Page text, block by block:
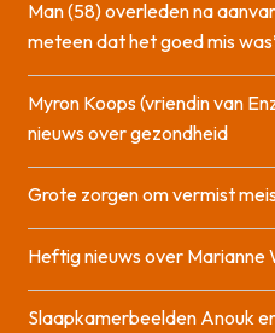
Man (58) overleden na
meteen dat het goed mis was’
Myron Koops (vriendin van
nieuws over gezondheid
Grote zorgen om vermist
Heftig nieuws over Marianne
Slaapkamerbeelden Anouk